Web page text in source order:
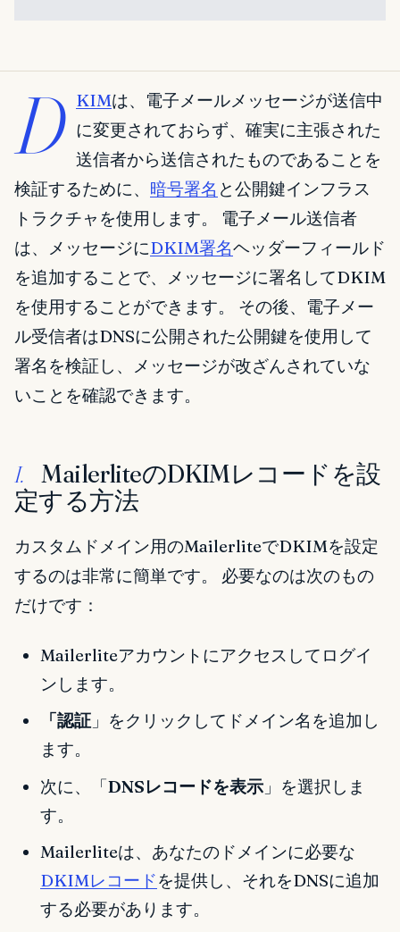
D KIMは、電子メールメッセージが送信中
に変更されておらず、確実に主張された
送信者から送信されたものであることを
検証するために、 暗号署名 と公開鍵インフラス
トラクチャを使用します。 電子メール送信者
は、メッセージにDKIM署名ヘッダーフィールド
を追加することで、メッセージに署名してDKIM
を使用することができます。 その後、電子メー
ル受信者はDNSに公開された公開鍵を使用して
署名を検証し、メッセージが改ざんされていな
いことを確認できます。
I.
MailerliteのDKIMレコードを設
定する方法
カスタムドメイン用のMailerliteでDKIMを設定
するのは非常に簡単です。 必要なのは次のもの
だけです：
Mailerliteアカウントにアクセスしてログイ
ンします。
「認証」をクリックしてドメイン名を追加し
ます。
次に、「DNSレコードを表示」を選択しま
す。
Mailerliteは、あなたのドメインに必要な
DKIMレコードを提供し、それをDNSに追加
する必要があります。